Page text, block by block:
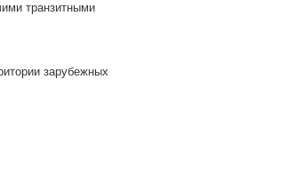
транзитными
зарубежных